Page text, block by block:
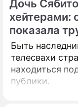
Дочь
хейтерами:
показала
Быть
телесвахи
находиться
публики.